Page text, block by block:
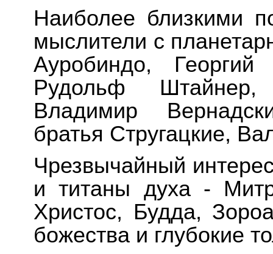
Наиболее близкими
мыслители с
Ауробиндо,
Рудольф Штайнер,
Владимир
братья Стругацкие,
Чрезвычайный
и титаны духа -
Христос, Будда,
божества и глубокие